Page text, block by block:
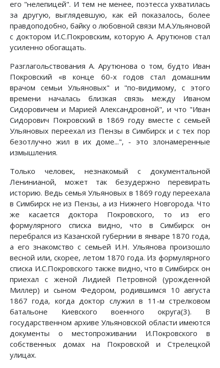
его "нелепицей". И тем не менее, поэтесса ухватилась
за другую, выглядевшую, как ей показалось, более
правдоподобно, байку о любовной связи М.А.Ульяновой
с доктором И.С.Покровским, которую А. Арутюнов стал
усиленно обогащать.
Разглагольствования А. Арутюнова о том, будто Иван
Покровский «в конце 60-х годов стал домашним
врачом семьи Ульяновых" и "по-видимому, с этого
времени началась близкая связь между Иваном
Сидоровичем и Марией Александровной", и что "Иван
Сидорович Покровский в 1869 году вместе с семьей
Ульяновых переехал из Пензы в Симбирск и с тех пор
безотлучно жил в их доме...", - это злонамеренные
измышления.
Только человек, незнакомый с документальной
Ленинианой, может так безудержно перевирать
историю. Ведь семья Ульяновых в 1869 году переехала
в Симбирск не из Пензы, а из Нижнего Новгорода. Что
же касается доктора Покровского, то из его
формулярного списка видно, что в Симбирск он
перебрался из Казанской губернии в январе 1870 года,
а его знакомство с семьей И.Н. Ульянова произошло
весной или, скорее, летом 1870 года. Из формулярного
списка И.С.Покровского также видно, что в Симбирск он
приехал с женой Лидией Петровной (урожденной
Миллер) и сыном Федором, родившимся 10 августа
1867 года, когда доктор служил в 11-м стрелковом
батальоне Киевского военного округа(3). В
государственном архиве Ульяновской области имеются
документы о местопроживании И.Покровского в
собственных домах на Покровской и Стрелецкой
улицах.